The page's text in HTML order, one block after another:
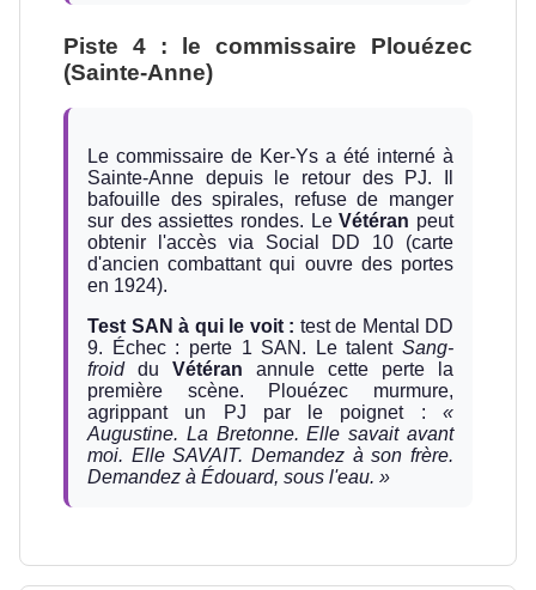
Piste 4 : le commissaire Plouézec
(Sainte-Anne)
Le commissaire de Ker-Ys a été interné à
Sainte-Anne depuis le retour des PJ. Il
bafouille des spirales, refuse de manger
sur des assiettes rondes. LeVétéran peut
obtenir l'accès via Social DD 10 (carte
d'ancien combattant qui ouvre des portes
en 1924).
Test SAN à qui le voit : test de Mental DD
9. Échec : perte 1 SAN. Le talent Sang-
froiddu Vétéran annule cette perte la
première scène. Plouézec murmure,
agrippant un PJ par le poignet : «
Augustine. La Bretonne. Elle savait avant
moi. Elle SAVAIT. Demandez à son frère.
Demandez à Édouard, sous l'eau. »